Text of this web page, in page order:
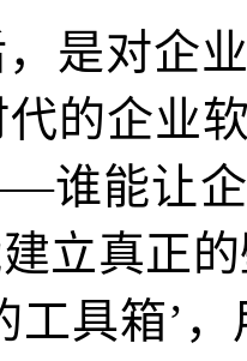
是对企
的企业
谁能让
立真正
工具箱’